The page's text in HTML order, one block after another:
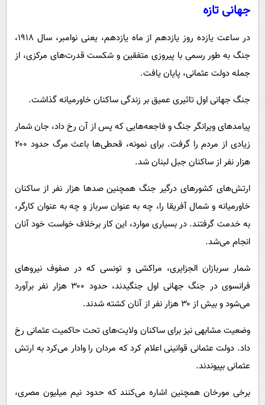
جهانی تازه
در ساعت یازده روز یازدهم از ماه یازدهم، یعنی نوامبر، سال ۱۹۱۸،
جنگ به طور رسمی با پیروزی متفقین و شکست قدرت‌های مرکزی، از
جمله دولت عثمانی، پایان یافت.
جنگ جهانی اول تاثیری عمیق بر زندگی ساکنان خاورمیانه گذاشت.
پیامدهای ویرانگر جنگ و فاجعه‌هایی که پس از آن رخ داد، جان شمار
زیادی از مردم را گرفت. برای نمونه، قحطی‌ها باعث مرگ حدود ۲۰۰
هزار نفر از ساکنان جبل لبنان شد.
ارتش‌های کشورهای درگیر جنگ همچنین صدها هزار نفر از ساکنان
خاورمیانه و شمال آفریقا را، چه به عنوان سرباز و چه به عنوان کارگر،
به خدمت گرفتند. در بسیاری موارد، این کار برخلاف خواست خود آنان
انجام می‌شد.
شمار سربازان الجزایری، مراکشی و تونسی که در صفوف نیروهای
فرانسوی در جنگ جهانی اول جنگیدند، حدود ۳۰۰ هزار نفر برآورد
می‌شود و بیش از ۳۰ هزار نفر از آنان کشته شدند.
وضعیت مشابهی نیز برای ساکنان ولایت‌های تحت حاکمیت عثمانی رخ
داد. دولت عثمانی قوانینی اعلام کرد که مردان را وادار می‌کرد به ارتش
عثمانی بپیوندند.
برخی مورخان همچنین اشاره می‌کنند که حدود نیم میلیون مصری،